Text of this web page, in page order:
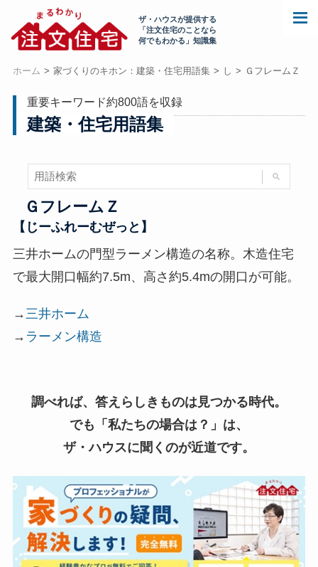
ザ・ハウスが提供する
「注文住宅のことなら
何でもわかる」知識集
ホーム 家づくりのキホン：建築・住宅用語集 し ＧフレームＺ
重要キーワード約800語を収録
建築・住宅用語集
ＧフレームＺ
【じーふれーむぜっと】
三井ホームの門型ラーメン構造の名称。木造住宅
で最大開口幅約7.5m、高さ約5.4mの開口が可能。
→三井ホーム
→ ラーメン構造
調べれば、答えらしきものは見つかる時代。
でも「私たちの場合は？」は、
ザ・ハウスに聞くのが近道です。